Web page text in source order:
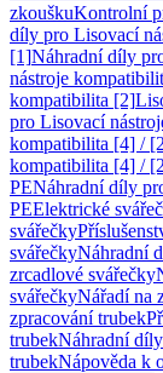
zkouškuKontrolní
díly pro Lisovací
[1]Náhradní díly
nástroje
kompatibilita [2]
pro Lisovací
kompatibilita [4] /
kompatibilita [4] /
PENáhradní díly
PEElektrické
svářečky
svářečkyNáhradní
zrcadlové svářečky
svářečkyNářadí na
zpracování trubek
trubekNáhradní
trubekNápověda k